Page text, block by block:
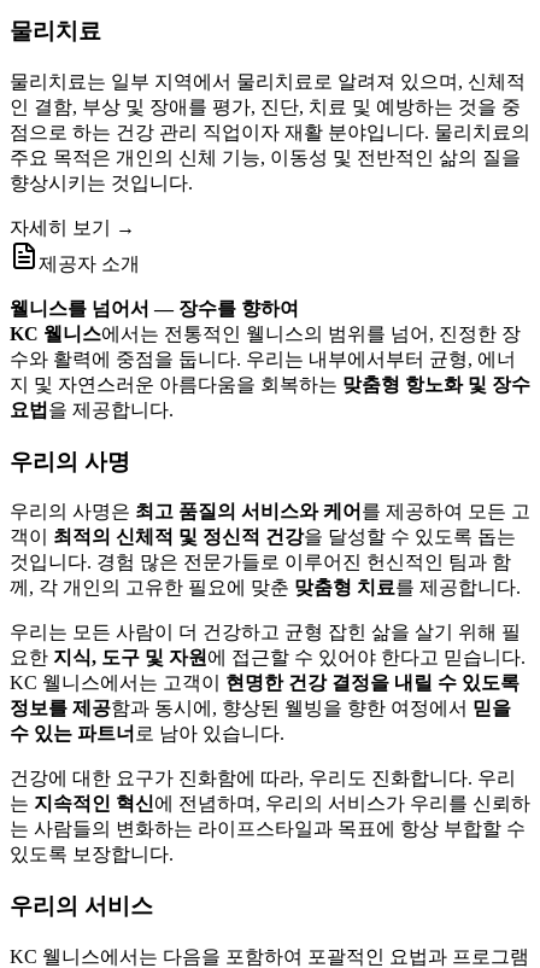
물리치료
물리치료는 일부 지역에서 물리치료로 알려져 있으며, 신체적
인 결함, 부상 및 장애를 평가, 진단, 치료 및 예방하는 것을 중
점으로 하는 건강 관리 직업이자 재활 분야입니다. 물리치료의
주요 목적은 개인의 신체 기능, 이동성 및 전반적인 삶의 질을
향상시키는 것입니다.
자세히 보기 →
제공자 소개
웰니스를 넘어서 — 장수를 향하여
KC 웰니스에서는 전통적인 웰니스의 범위를 넘어, 진정한 장
수와 활력에 중점을 둡니다. 우리는 내부에서부터 균형, 에너
지 및 자연스러운 아름다움을 회복하는 맞춤형 항노화 및 장수
요법 을 제공합니다.
우리의 사명
우리의 사명은 최고 품질의 서비스와 케어 를 제공하여 모든 고
객이 최적의 신체적 및 정신적 건강을 달성할 수 있도록 돕는
것입니다. 경험 많은 전문가들로 이루어진 헌신적인 팀과 함
께, 각 개인의 고유한 필요에 맞춘 맞춤형 치료를 제공합니다.
우리는 모든 사람이 더 건강하고 균형 잡힌 삶을 살기 위해 필
요한 지식, 도구 및 자원에 접근할 수 있어야 한다고 믿습니다.
KC 웰니스에서는 고객이 현명한 건강 결정을 내릴 수 있도록
정보를 제공함과 동시에, 향상된 웰빙을 향한 여정에서 믿을
수 있는 파트너 로 남아 있습니다.
건강에 대한 요구가 진화함에 따라, 우리도 진화합니다. 우리
는 지속적인 혁신에 전념하며, 우리의 서비스가 우리를 신뢰하
는 사람들의 변화하는 라이프스타일과 목표에 항상 부합할 수
있도록 보장합니다.
우리의 서비스
KC 웰니스에서는 다음을 포함하여 포괄적인 요법과 프로그램